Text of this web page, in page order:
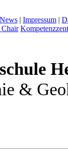
News | Impressum |
&